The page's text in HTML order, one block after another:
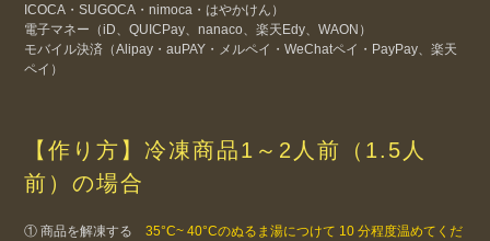
ICOCA・SUGOCA・nimoca・はやかけん）
電子マネー（iD、QUICPay、nanaco、楽天Edy、WAON）
モバイル決済（Alipay・auPAY・メルペイ・WeChatペイ・PayPay、楽天
ペイ）
【作り方】冷凍商品1～2人前（1.5人
前）の場合
① 商品を解凍する35°C~ 40°Cのぬるま湯につけて 10 分程度温めてくだ